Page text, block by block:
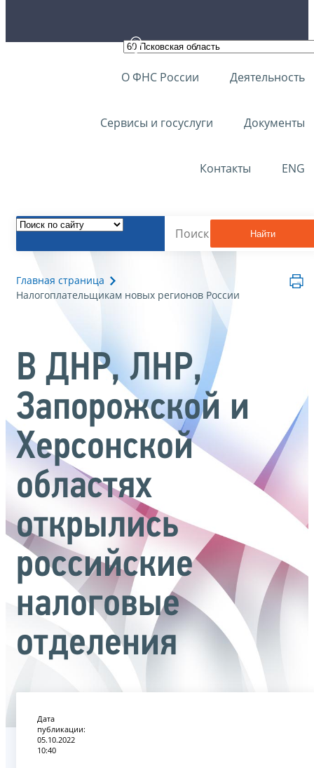
О ФНС России Деятельность
Сервисы и госуслуги Документы
Контакты ENG
Найти
Главная страница
Налогоплательщикам новых регионов России
В ДНР, ЛНР,
Запорожской и
Херсонской
областях
открылись
российские
налоговые
отделения
Дата
публикации:
05.10.2022
10:40